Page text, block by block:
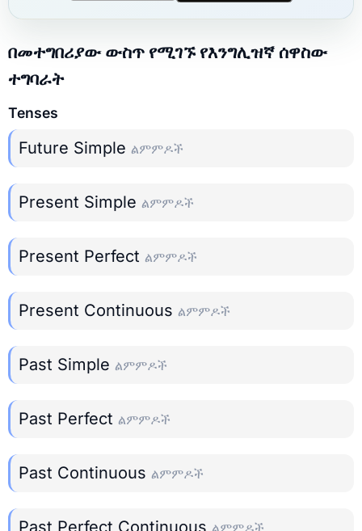
በመተግበሪያው ውስጥ የሚገኙ የእንግሊዝኛ ሰዋስው
ተግባራት
Tenses
Future Simple ልምምዶች
Present Simple ልምምዶች
Present Perfect ልምምዶች
Present Continuous ልምምዶች
Past Simple ልምምዶች
Past Perfect ልምምዶች
Past Continuous ልምምዶች
Past Perfect Continuous ልምምዶች